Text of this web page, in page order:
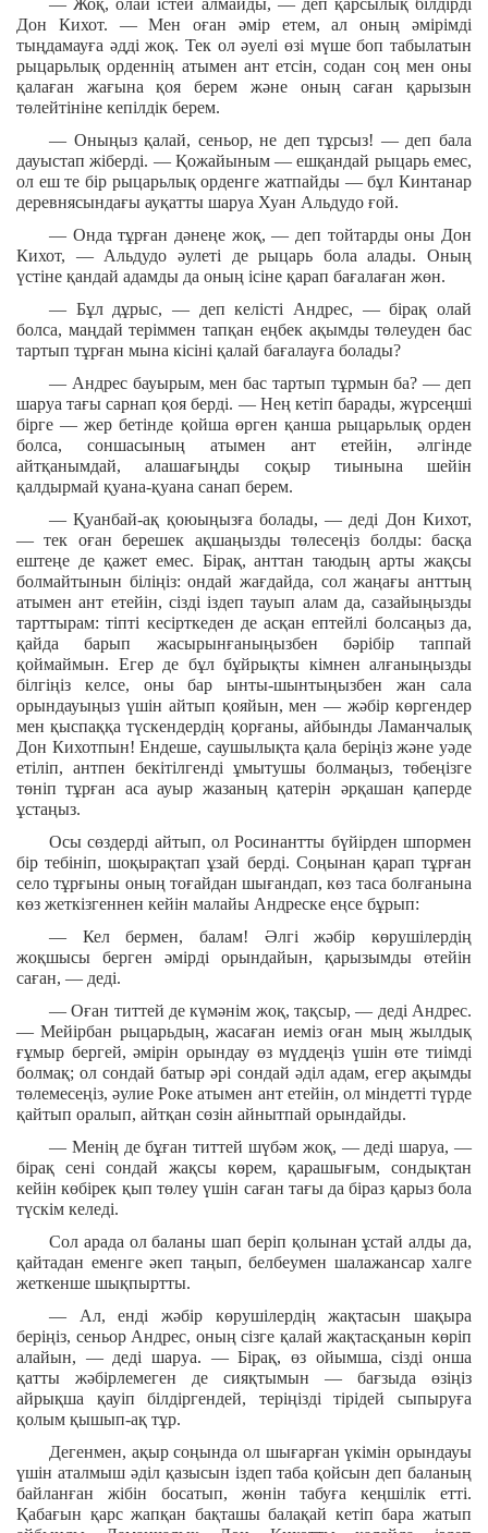
— Жоқ, олай істей алмайды, — деп қарсылық білдірді
Дон Кихот. — Мен оған әмір етем, ал оның әмірімді
тыңдамауға әдді жоқ. Тек ол әуелі өзі мүше боп табылатын
рыцарьлық орденнің атымен ант етсін, содан соң мен оны
қалаған жағына қоя берем және оның саған қарызын
төлейтініне кепілдік берем.
— Оныңыз қалай, сеньор, не деп тұрсыз! — деп бала
дауыстап жіберді. — Қожайыным — ешқандай рыцарь емес,
ол еш те бір рыцарьлық орденге жатпайды — бұл Кинтанар
деревнясындағы ауқатты шаруа Хуан Альдудо ғой.
— Онда тұрған дәнеңе жоқ, — деп тойтарды оны Дон
Кихот, — Альдудо әулеті де рыцарь бола алады. Оның
үстіне қандай адамды да оның ісіне қарап бағалаған жөн.
— Бұл дұрыс, — деп келісті Андрес, — бірақ олай
болса, маңдай теріммен тапқан еңбек ақымды төлеуден бас
тартып тұрған мына кісіні қалай бағалауға болады?
— Андрес бауырым, мен бас тартып тұрмын ба? — деп
шаруа тағы сарнап қоя берді. — Нең кетіп барады, жүрсеңші
бірге — жер бетінде қойша өрген қанша рыцарьлық орден
болса, соншасының атымен ант етейін, әлгінде
айтқанымдай, алашағыңды соқыр тиынына шейін
қалдырмай қуана-қуана санап берем.
— Қуанбай-ақ қоюыңызға болады, — деді Дон Кихот,
— тек оған берешек ақшаңызды төлесеңіз болды: басқа
ештеңе де қажет емес. Бірақ, анттан таюдың арты жақсы
болмайтынын біліңіз: ондай жағдайда, сол жаңағы анттың
атымен ант етейін, сізді іздеп тауып алам да, сазайыңызды
тарттырам: тіпті кесірткеден де асқан ептейлі болсаңыз да,
қайда барып жасырынғаныңызбен бәрібір таппай
қоймаймын. Егер де бұл бұйрықты кімнен алғаныңызды
білгіңіз келсе, оны бар ынты-шынтыңызбен жан сала
орындауыңыз үшін айтып қояйын, мен — жәбір көргендер
мен қыспаққа түскендердің қорғаны, айбынды Ламанчалық
Дон Кихотпын! Ендеше, саушылықта қала беріңіз және уәде
етіліп, антпен бекітілгенді ұмытушы болмаңыз, төбеңізге
төніп тұрған аса ауыр жазаның қатерін әрқашан қаперде
ұстаңыз.
Осы сөздерді айтып, ол Росинантты бүйірден шпормен
бір тебініп, шоқырақтап ұзай берді. Соңынан қарап тұрған
село тұрғыны оның тоғайдан шығандап, көз таса болғанына
көз жеткізгеннен кейін малайы Андреске еңсе бұрып:
— Кел бермен, балам! Әлгі жәбір көрушілердің
жоқшысы берген әмірді орындайын, қарызымды өтейін
саған, — деді.
— Оған титтей де күмәнім жоқ, тақсыр, — деді Андрес.
— Мейірбан рыцарьдың, жасаған иеміз оған мың жылдық
ғұмыр бергей, әмірін орындау өз мүддеңіз үшін өте тиімді
болмақ; ол сондай батыр әрі сондай әділ адам, егер ақымды
төлемесеңіз, әулие Роке атымен ант етейін, ол міндетті түрде
қайтып оралып, айтқан сөзін айнытпай орындайды.
— Менің де бұған титтей шүбәм жоқ, — деді шаруа, —
бірақ сені сондай жақсы көрем, қарашығым, сондықтан
кейін көбірек қып төлеу үшін саған тағы да біраз қарыз бола
түскім келеді.
Сол арада ол баланы шап беріп қолынан ұстай алды да,
қайтадан еменге әкеп таңып, белбеумен шалажансар халге
жеткенше шықпыртты.
— Ал, енді жәбір көрушілердің жақтасын шақыра
беріңіз, сеньор Андрес, оның сізге қалай жақтасқанын көріп
алайын, — деді шаруа. — Бірақ, өз ойымша, сізді онша
қатты жәбірлемеген де сияқтымын — бағзыда өзіңіз
айрықша қауіп білдіргендей, теріңізді тірідей сыпыруға
қолым қышып-ақ тұр.
Дегенмен, ақыр соңында ол шығарған үкімін орындауы
үшін аталмыш әділ қазысын іздеп таба қойсын деп баланың
байланған жібін босатып, жөнін табуға кеңшілік етті.
Қабағын қарс жапқан бақташы балақай кетіп бара жатып